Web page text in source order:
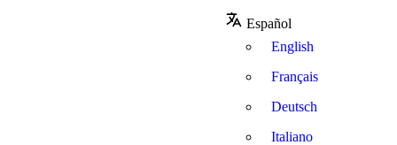
Español
English
Français
Deutsch
Italiano